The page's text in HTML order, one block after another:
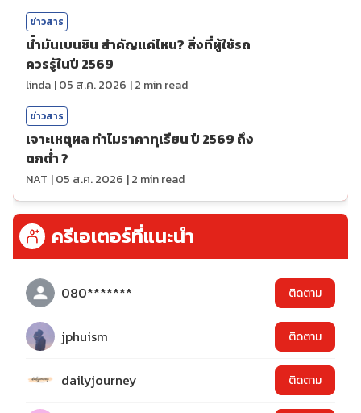
ข่าวสาร
น้ำมันเบนซิน สำคัญแค่ไหน? สิ่งที่ผู้ใช้รถ
ควรรู้ในปี 2569
linda |05 ส.ค. 2026 |2 min read
ข่าวสาร
เจาะเหตุผล ทำไมราคาทุเรียน ปี 2569 ถึง
ตกต่ำ ?
NAT |05 ส.ค. 2026 |2 min read
ครีเอเตอร์ที่แนะนำ
080******* ติดตาม
jphuism ติดตาม
dailyjourney ติดตาม